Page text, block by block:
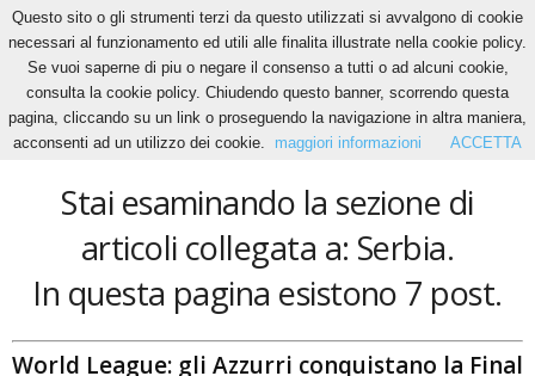
Home Tags Serbia
Serbia
Stai esaminando la sezione di
articoli collegata a: Serbia.
In questa pagina esistono 7 post.
World League: gli Azzurri conquistano la Final
Questo sito o gli strumenti terzi da questo utilizzati si avvalgono di cookie
necessari al funzionamento ed utili alle finalita illustrate nella cookie policy.
Se vuoi saperne di piu o negare il consenso a tutti o ad alcuni cookie,
consulta la cookie policy. Chiudendo questo banner, scorrendo questa
pagina, cliccando su un link o proseguendo la navigazione in altra maniera,
acconsenti ad un utilizzo dei cookie.
maggiori informazioni ACCETTA